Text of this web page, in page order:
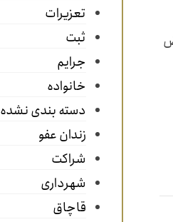
تعزیرات
ثبت
جرایم
خانواده
دسته بندی نشده
زندان عفو
شراکت
شهرداری
قاچاق